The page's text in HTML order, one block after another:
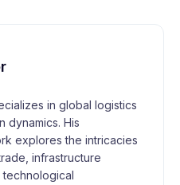
in global logistics
dynamics. His
explores the intricacies
infrastructure